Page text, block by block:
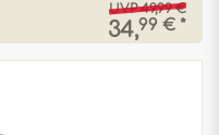
UVP 49,99 €
34,99 € *